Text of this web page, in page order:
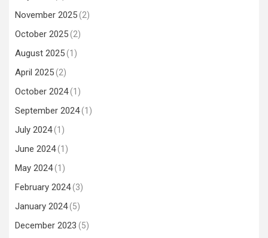
November 2025(2)
October 2025(2)
August 2025(1)
April 2025(2)
October 2024(1)
September 2024(1)
July 2024(1)
June 2024(1)
May 2024(1)
February 2024(3)
January 2024(5)
December 2023 (5)